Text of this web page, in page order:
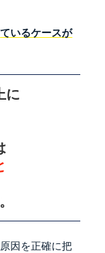
いるケースが
に
因を正確に把